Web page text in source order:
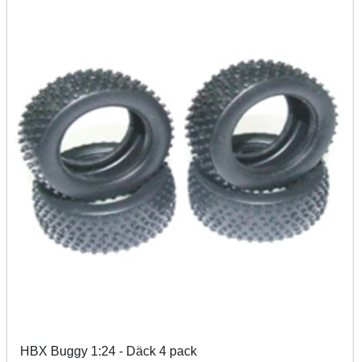
HBX Buggy 1:24 - Däck 4 pack